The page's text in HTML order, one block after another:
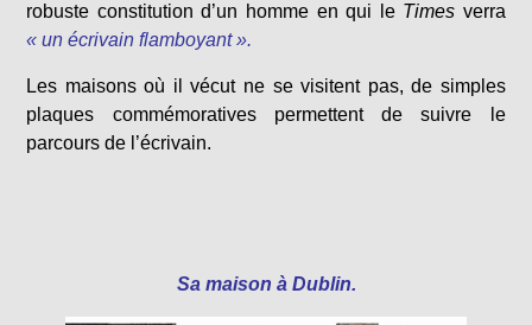
robuste constitution d’un homme en qui le Times verra
« un écrivain flamboyant ».
Les maisons où il vécut ne se visitent pas, de simples
plaques commémoratives permettent de suivre le
parcours de l’écrivain.
Sa maison à Dublin.